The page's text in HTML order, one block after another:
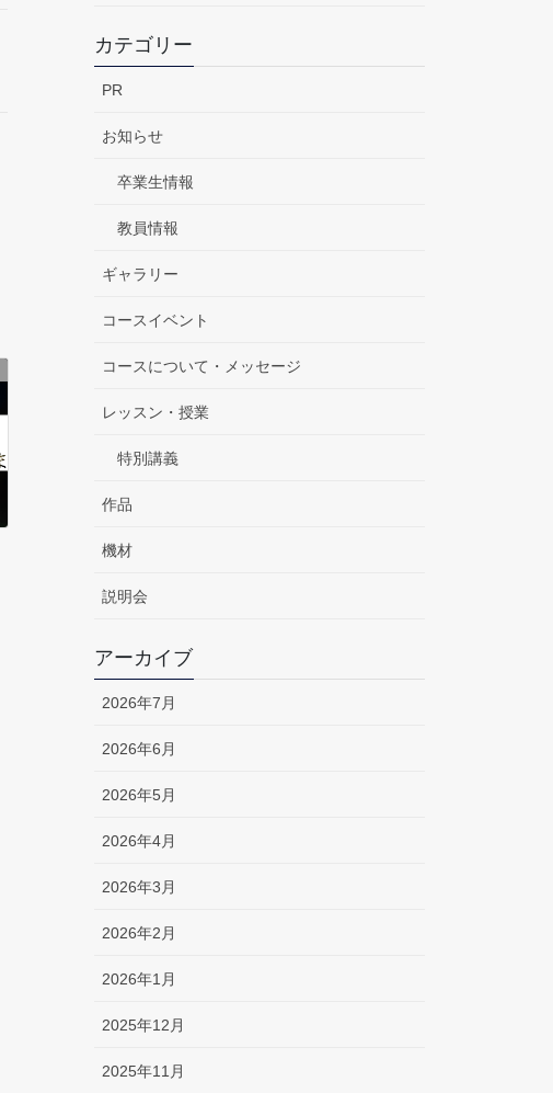
カテゴリー
PR
お知らせ
卒業生情報
教員情報
ギャラリー
コースイベント
コースについて・メッセージ
レッスン・授業
特別講義
作品
機材
説明会
アーカイブ
2026年7月
2026年6月
2026年5月
2026年4月
2026年3月
2026年2月
2026年1月
2025年12月
2025年11月